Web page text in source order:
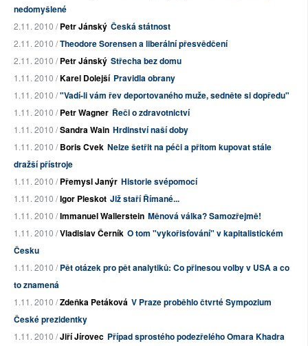
nedomyšlené
2.11. 2010 /Petr Jánský Česká státnost
2.11. 2010 /Theodore Sorensen a liberální přesvědčení
2.11. 2010 /Petr Jánský Střecha bez domu
1.11. 2010 /Karel Dolejší Pravidla obrany
1.11. 2010 /"Vadí-li vám řev deportovaného muže, sedněte si dopředu"
1.11. 2010 /Petr Wagner Řeči o zdravotnictví
1.11. 2010 /Sandra Wain Hrdinství naší doby
1.11. 2010 /Boris Cvek Nelze šetřit na péči a přitom kupovat stále
dražší přístroje
1.11. 2010 /Přemysl Janýr Historie svépomocí
1.11. 2010 /Igor Pleskot Již staří Římané...
1.11. 2010 /Immanuel Wallerstein Měnová válka? Samozřejmě!
1.11. 2010 /Vladislav Černík O tom "vykořisťování" v kapitalistickém
Česku
1.11. 2010 /Pět otázek pro pět analytiků: Co přinesou volby v USA a co
to znamená
1.11. 2010 /Zdeňka Petáková V Praze proběhlo čtvrté Sympozium
České prezidentky
1.11. 2010 /Jiří Jírovec Případ sprostého podezřelého Omara Khadra